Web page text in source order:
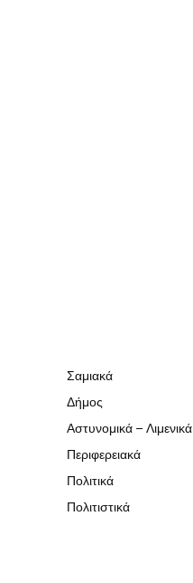
Σαμιακά
Δήμος
Αστυνομικά – Λιμενικά
Περιφερειακά
Πολιτικά
Πολιτιστικά